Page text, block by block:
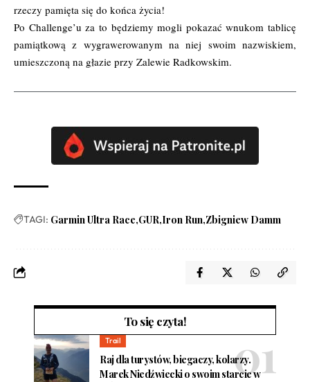
rzeczy pamięta się do końca życia!
Po Challenge’u za to będziemy mogli pokazać wnukom tablicę
pamiątkową z wygrawerowanym na niej swoim nazwiskiem,
umieszczoną na głazie przy Zalewie Radkowskim.
TAGI: Garmin Ultra Race GUR Iron Run Zbigniew Damm
To się czyta!
Trail
Raj dla turystów, biegaczy, kolarzy.
Marek Niedźwiecki o swoim starcie w